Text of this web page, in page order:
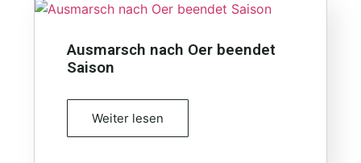
Ausmarsch nach Oer beendet
Saison
Weiter lesen